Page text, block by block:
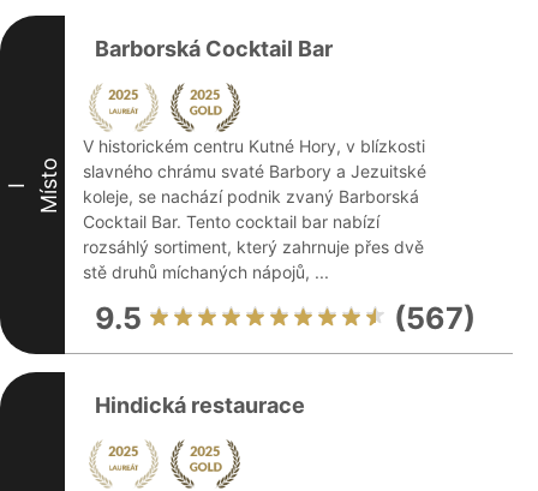
I Místo
Barborská Cocktail Bar
V historickém centru Kutné Hory, v blízkosti
slavného chrámu svaté Barbory a Jezuitské
koleje, se nachází podnik zvaný Barborská
Cocktail Bar. Tento cocktail bar nabízí
rozsáhlý sortiment, který zahrnuje přes dvě
stě druhů míchaných nápojů, ...
9.5 (567)
Hindická restaurace